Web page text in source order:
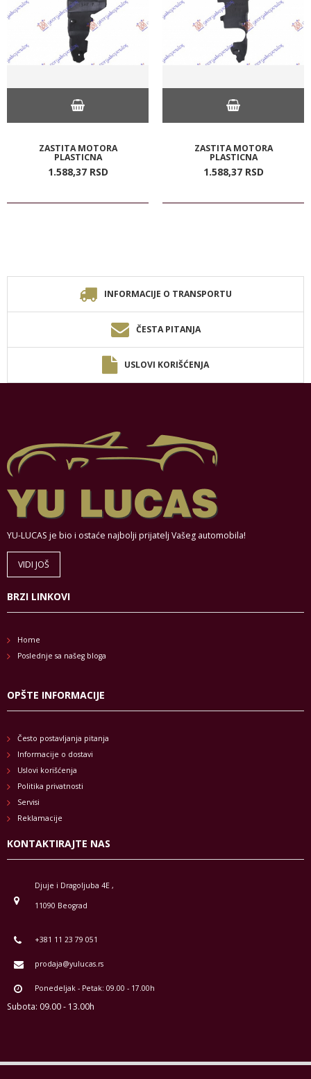
ZASTITA MOTORA
PLASTICNA
1.588,37 RSD
ZASTITA MOTORA
PLASTICNA
1.588,37 RSD
INFORMACIJE O TRANSPORTU
ČESTA PITANJA
USLOVI KORIŠĆENJA
YU-LUCAS je bio i ostaće najbolji prijatelj Vašeg automobila!
VIDI JOŠ
BRZI LINKOVI
Home
Poslednje sa našeg bloga
OPŠTE INFORMACIJE
Često postavljanja pitanja
Informacije o dostavi
Uslovi korišćenja
Politika privatnosti
Servisi
Reklamacije
KONTAKTIRAJTE NAS
Djuje i Dragoljuba 4E ,
11090 Beograd
+381 11 23 79 051
prodaja@yulucas.rs
Ponedeljak - Petak: 09.00 - 17.00h
Subota: 09.00 - 13.00h